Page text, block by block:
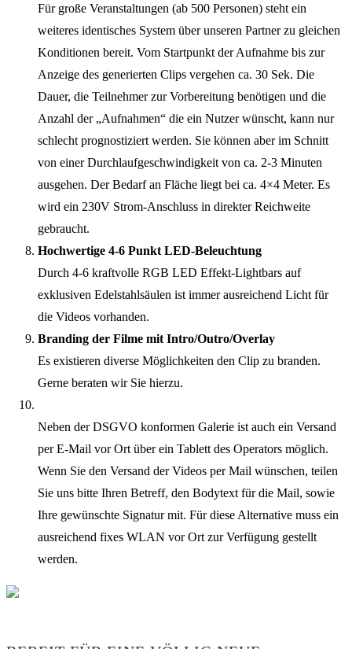
Für große Veranstaltungen (ab 500 Personen) steht ein
weiteres identisches System über unseren Partner zu gleichen
Konditionen bereit. Vom Startpunkt der Aufnahme bis zur
Anzeige des generierten Clips vergehen ca. 30 Sek. Die
Dauer, die Teilnehmer zur Vorbereitung benötigen und die
Anzahl der „Aufnahmen“ die ein Nutzer wünscht, kann nur
schlecht prognostiziert werden. Sie können aber im Schnitt
von einer Durchlaufgeschwindigkeit von ca. 2-3 Minuten
ausgehen. Der Bedarf an Fläche liegt bei ca. 4×4 Meter. Es
wird ein 230V Strom-Anschluss in direkter Reichweite
gebraucht.
Hochwertige 4-6 Punkt LED-Beleuchtung
Durch 4-6 kraftvolle RGB LED Effekt-Lightbars auf
exklusiven Edelstahlsäulen ist immer ausreichend Licht für
die Videos vorhanden.
Branding der Filme mit Intro/Outro/Overlay
Es existieren diverse Möglichkeiten den Clip zu branden.
Gerne beraten wir Sie hierzu.
Neben der DSGVO konformen Galerie ist auch ein Versand
per E-Mail vor Ort über ein Tablett des Operators möglich.
Wenn Sie den Versand der Videos per Mail wünschen, teilen
Sie uns bitte Ihren Betreff, den Bodytext für die Mail, sowie
Ihre gewünschte Signatur mit. Für diese Alternative muss ein
ausreichend fixes WLAN vor Ort zur Verfügung gestellt
werden.